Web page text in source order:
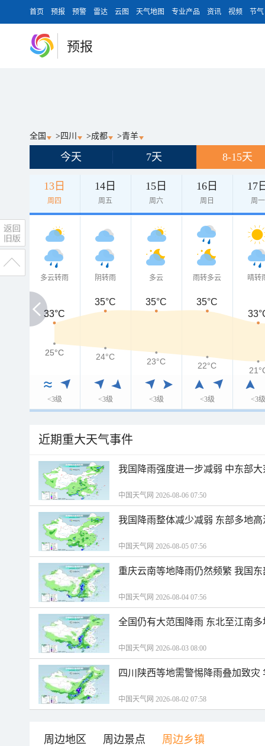
首页 预报 预警 雷达 云图 天气地图 专业产品 资讯 视频 节气
预报
全国 > 四川 >成都 >青羊
今天 7天 8-15天
13日
周四
14日
周五
15日
周六
16日
周日
17
周一
多云转雨
<3级
阴转雨
<3级
多云
<3级
雨转多云
<3级
晴转
<3级
33°C
33°C
35°C 35°C
35°C
25°C
25°C 24°C 23°C 22°C
近期重大天气事件
我国降雨强度进一步减弱 中东部
中国天气网 2026-08-06 07:50
我国降雨整体减少减弱 东部多地
中国天气网 2026-08-05 07:56
重庆云南等地降雨仍然频繁 我国
中国天气网 2026-08-04 07:56
全国仍有大范围降雨 东北至江南
中国天气网 2026-08-03 08:00
四川陕西等地需警惕降雨叠加致
中国天气网 2026-08-02 07:58
周边地区 周边景点 周边乡镇